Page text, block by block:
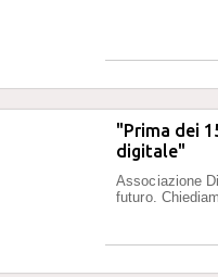
"Prima dei
digitale"
Associazione
futuro.